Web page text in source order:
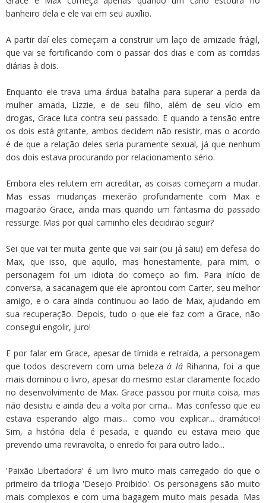
banheiro dela e ele vai em seu auxílio.
A partir daí eles começam a construir um laço de amizade frágil,
que vai se fortificando com o passar dos dias e com as corridas
diárias à dois.
Enquanto ele trava uma árdua batalha para superar a perda da
mulher amada, Lizzie, e de seu filho, além de seu vício em
drogas, Grace luta contra seu passado. E quando a tensão entre
os dois está gritante, ambos decidem não resistir, mas o acordo
é de que a relação deles seria puramente sexual, já que nenhum
dos dois estava procurando por relacionamento sério.
Embora eles relutem em acreditar, as coisas começam a mudar.
Mas essas mudanças mexerão profundamente com Max e
magoarão Grace, ainda mais quando um fantasma do passado
ressurge. Mas por qual caminho eles decidirão seguir?
Sei que vai ter muita gente que vai sair (ou já saiu) em defesa do
Max, que isso, que aquilo, mas honestamente, para mim, o
personagem foi um idiota do começo ao fim. Para início de
conversa, a sacanagem que ele aprontou com Carter, seu melhor
amigo, e o cara ainda continuou ao lado de Max, ajudando em
sua recuperação. Depois, tudo o que ele faz com a Grace, não
consegui engolir, juro!
E por falar em Grace, apesar de tímida e retraída, a personagem
que todos descrevem com uma belezaà láRihanna, foi a que
mais dominou o livro, apesar do mesmo estar claramente focado
no desenvolvimento de Max. Grace passou por muita coisa, mas
não desistiu e ainda deu a volta por cima... Mas confesso que eu
estava esperando algo mais... como vou explicar... dramático!
Sim, a história dela é pesada, e quando eu estava meio que
prevendo uma reviravolta, o enredo foi para outro lado...
'Paixão Libertadora' é um livro muito mais carregado do que o
primeiro da trilogia 'Desejo Proibido'. Os personagens são muito
mais complexos e com uma bagagem muito mais pesada. Mas